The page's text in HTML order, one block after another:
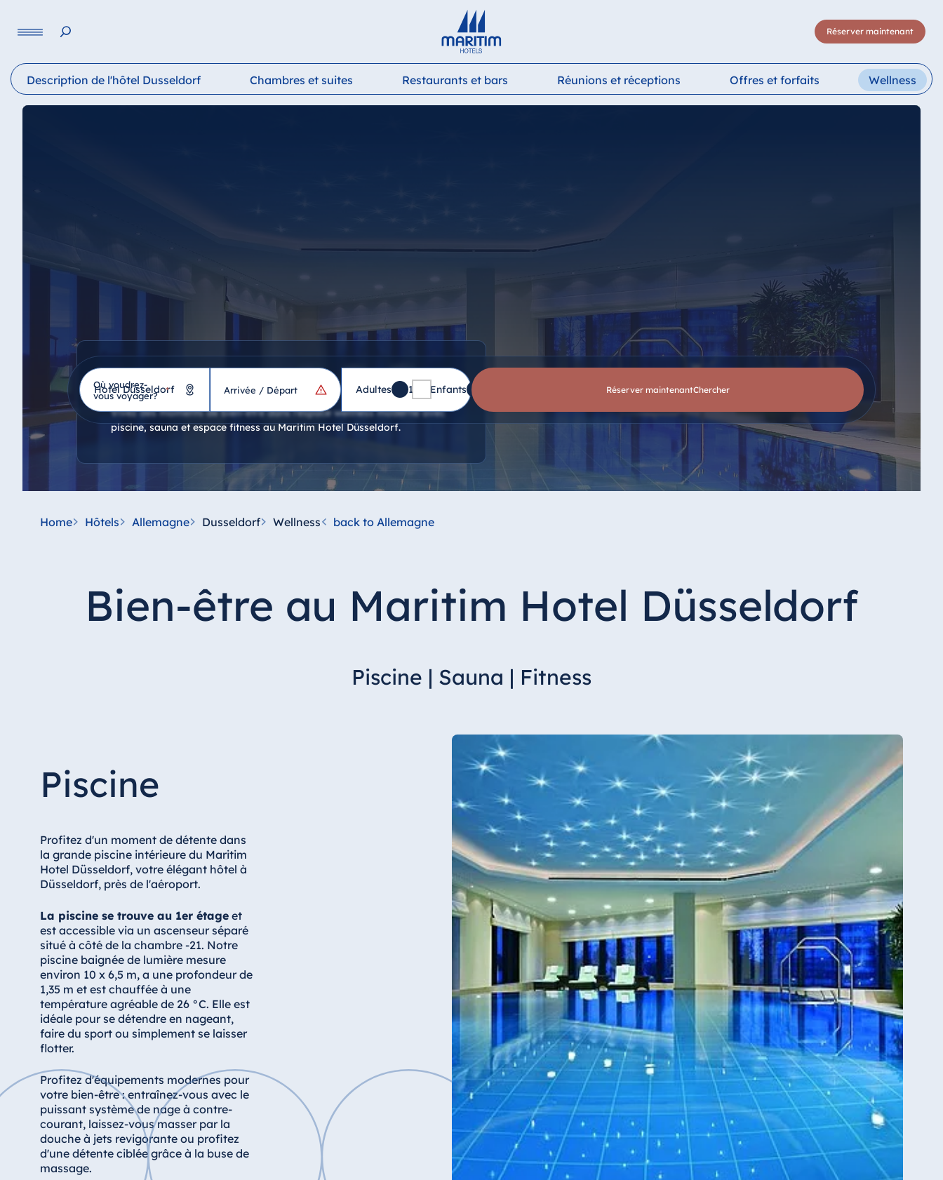
Réserver maintenant
Description de l'hôtel Dusseldorf Chambres et suites Restaurants et bars Réunions et réceptions Offres et forfaits Wellness
Bien-être
Vivez des moments de bien-être dans l’espace wellness moderne avec
piscine, sauna et espace fitness au Maritim Hotel Düsseldorf.
Où voudrez-
vous voyager?
*
Hôtel
Allemagne
proArte Hotel Berlin
Hotel Darmstadt
Hotel Dresden
Hotel Königswinter
Hotel Stuttgart
Seehotel Timmendorfer Strand
TitiseeHotel Titisee-Neustadt
Strandhotel Travemünde
Hotel Ulm
Star-Apart Hansa Hotel Wiesbaden
Hotel Würzburg
Jolie Ville Resort & Casino Sharm El
Sheikh
Albanie
Hotel Plaza Tirana
Arrivée / Départ Adultes 1 Enfants Réserver maintenant chercher
Home Hôtels Allemagne Dusseldorf Wellness back to Allemagne
Bien-être au Maritim Hotel Düsseldorf
Piscine | Sauna | Fitness
Piscine
Profitez d'un moment de détente dans
la grande piscine intérieure du Maritim
Hotel Düsseldorf, votre élégant hôtel à
Düsseldorf, près de l'aéroport.
La piscine se trouve au 1er étageet
est accessible via un ascenseur séparé
situé à côté de la chambre -21. Notre
piscine baignée de lumière mesure
environ 10 x 6,5 m, a une profondeur de
1,35 m et est chauffée à une
température agréable de 26 °C. Elle est
idéale pour se détendre en nageant,
faire du sport ou simplement se laisser
flotter.
Profitez d'équipements modernes pour
votre bien-être : entraînez-vous avec le
puissant système de nage à contre-
courant, laissez-vous masser par la
douche à jets revigorante ou profitez
d'une détente ciblée grâce à la buse de
massage.